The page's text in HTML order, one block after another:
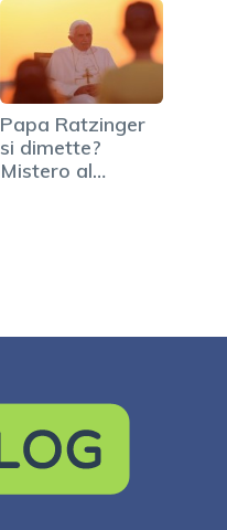
Papa Ratzinger
si dimette?
Mistero al